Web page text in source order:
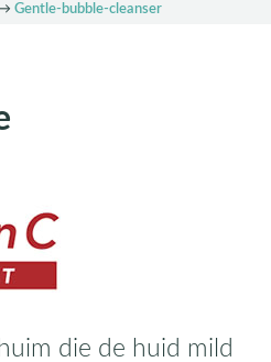
Gentle-bubble-cleanser
die de huid mild